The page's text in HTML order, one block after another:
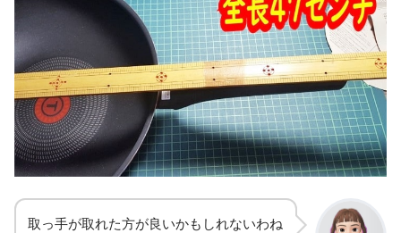
取っ手が取れた方が良いかもしれないわね